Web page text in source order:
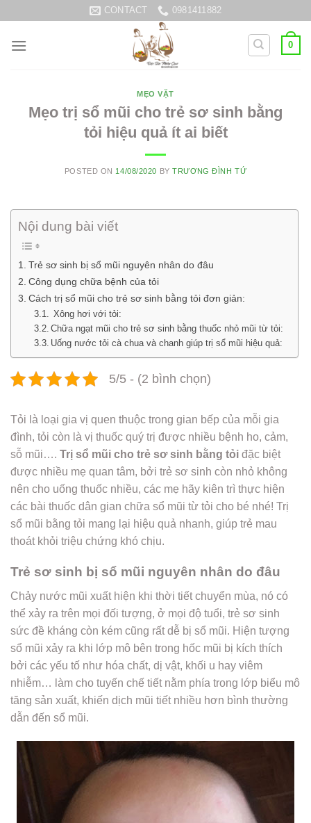
content
CONTACT 0981411882
0
MẸO VẶT
Mẹo trị sổ mũi cho trẻ sơ sinh bằng
tỏi hiệu quả ít ai biết
POSTED ON 14/08/2020 BYTRƯƠNG ĐÌNH TỨ
Nội dung bài viết
Trẻ sơ sinh bị sổ mũi nguyên nhân do đâu
Công dụng chữa bệnh của tỏi
Cách trị sổ mũi cho trẻ sơ sinh bằng tỏi đơn giản:
Xông hơi với tỏi:
Chữa ngạt mũi cho trẻ sơ sinh bằng thuốc nhỏ mũi từ tỏi:
Uống nước tỏi cà chua và chanh giúp trị sổ mũi hiệu quả:
5/5 - (2 bình chọn)
Tỏi là loại gia vị quen thuộc trong gian bếp của mỗi gia
đình, tỏi còn là vị thuốc quý trị được nhiều bệnh ho, cảm,
sỗ mũi…. Trị sổ mũi cho trẻ sơ sinh bằng tỏi đặc biệt
được nhiều mẹ quan tâm, bởi trẻ sơ sinh còn nhỏ không
nên cho uống thuốc nhiều, các mẹ hãy kiên trì thực hiện
các bài thuốc dân gian chữa sổ mũi từ tỏi cho bé nhé! Trị
sổ mũi bằng tỏi mang lại hiệu quả nhanh, giúp trẻ mau
thoát khỏi triệu chứng khó chịu.
Trẻ sơ sinh bị sổ mũi nguyên nhân do đâu
Chảy nước mũi xuất hiện khi thời tiết chuyển mùa, nó có
thể xảy ra trên mọi đối tượng, ở mọi độ tuổi, trẻ sơ sinh
sức đề kháng còn kém cũng rất dễ bị sổ mũi. Hiện tượng
sổ mũi xảy ra khi lớp mô bên trong hốc mũi bị kích thích
bởi các yếu tố như hóa chất, dị vật, khối u hay viêm
nhiễm… làm cho tuyến chế tiết nằm phía trong lớp biểu mô
tăng sản xuất, khiến dịch mũi tiết nhiều hơn bình thường
dẫn đến sổ mũi.